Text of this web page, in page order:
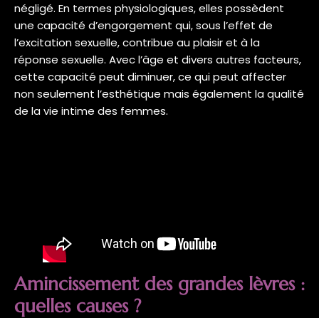
négligé. En termes physiologiques, elles possèdent
une capacité d’engorgement qui, sous l’effet de
l’excitation sexuelle, contribue au plaisir et à la
réponse sexuelle. Avec l’âge et divers autres facteurs,
cette capacité peut diminuer, ce qui peut affecter
non seulement l’esthétique mais également la qualité
de la vie intime des femmes.
Amincissement des grandes lèvres :
quelles causes ?